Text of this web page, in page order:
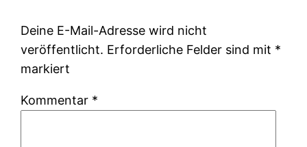
Deine E-Mail-Adresse wird nicht
veröffentlicht. Erforderliche Felder sind mit *
markiert
Kommentar *